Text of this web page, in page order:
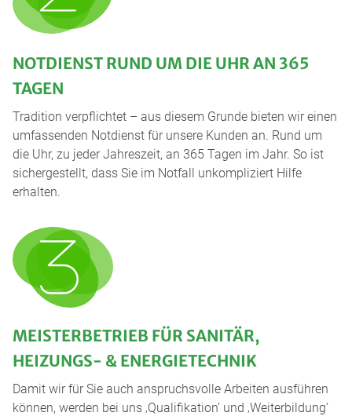
NOTDIENST RUND UM DIE UHR AN 365
TAGEN
Tradition verpflichtet – aus diesem Grunde bieten wir einen
umfassenden Notdienst für unsere Kunden an. Rund um
die Uhr, zu jeder Jahreszeit, an 365 Tagen im Jahr. So ist
sichergestellt, dass Sie im Notfall unkompliziert Hilfe
erhalten.
MEISTERBETRIEB FÜR SANITÄR,
HEIZUNGS- & ENERGIETECHNIK
Damit wir für Sie auch anspruchsvolle Arbeiten ausführen
können, werden bei uns ‚Qualifikation‘ und ‚Weiterbildung‘